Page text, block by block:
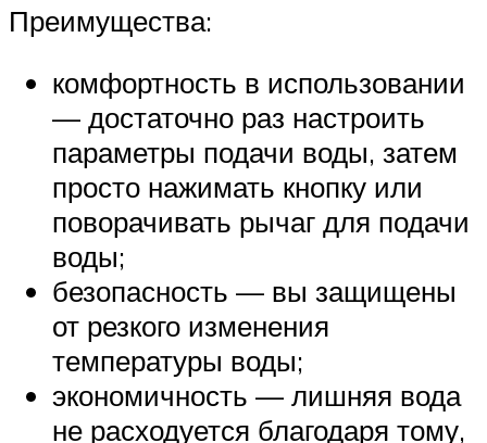
Преимущества:
комфортность в использовании
— достаточно раз настроить
параметры подачи воды, затем
просто нажимать кнопку или
поворачивать рычаг для подачи
воды;
безопасность — вы защищены
от резкого изменения
температуры воды;
экономичность — лишняя вода
не расходуется благодаря тому,